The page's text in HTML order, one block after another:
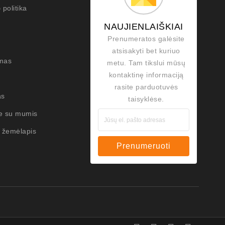
politika
su mumis
žemėlapis
NAUJIENLAIŠKIAI
Prenumeratos galėsite
atsisakyti bet kuriuo
metu. Tam tikslui mūsų
kontaktinę informaciją
rasite parduotuvės
taisyklėse.
Prenumeruoti